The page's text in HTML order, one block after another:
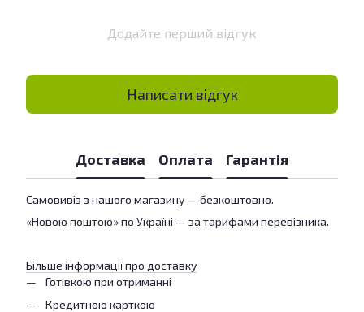
Додайте перший відгук
Написати відгук
Доставка Оплата Гарантія
Самовивіз з нашого магазину — безкоштовно.
«Новою поштою» по Україні — за тарифами перевізника.
Більше інформації про доставку
Готівкою при отриманні
Кредитною карткою